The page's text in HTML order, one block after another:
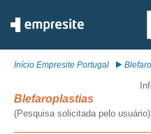
Início Empresite Portugal
Blefaroplastias
(Pesquisa solicitada pelo usuário)